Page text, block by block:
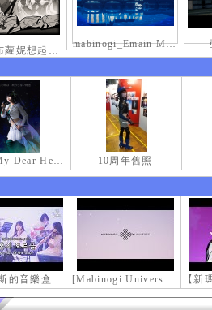
那一天布蘿妮想起老佛的奶油手
mabinogi_Emain Macha_2000-0600_1
DIVA-My Dear Heroine- 10周年舊照
[安德拉斯的音樂盒｜靈魂的音樂盒] Mabinogi OST - Music Box of the Soul | Crossover COVER [Mabinogi Universe] 謝謝你來到這個世界...